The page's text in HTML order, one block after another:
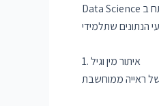
Data Science הוא תחום מתפתח ב-IT, המציע שפע של רעיונות פרויקטים מרגשים לסטודנטים בשנה האחרונה. פרויקטים אלו מאפשרים לסטודנטים להתעמק בטכנולוגיות מתקדמות ולפתח
1. איתור מין וגיל